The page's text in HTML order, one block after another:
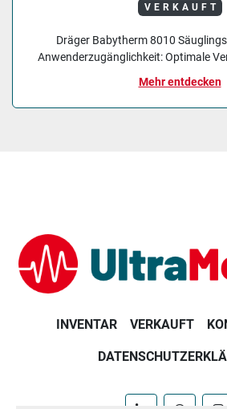
VERKAUFT
Dräger Babytherm 8010
Anwenderzugänglichkeit: Optimale
Mehr entdecken
INVENTAR VERKAUFT